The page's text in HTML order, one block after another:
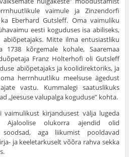
vaimule ja Zinzendorfi
Eberhard Gutsleff. Oma vaimuliku
eesti koguduses isa abiliseks,
Mitte ilma entusiastliku
kõrgemale kohale, Saaremaa
Franz Hölterhofi oli Gutsleff
abiõpetajaks ja koolidirektoriks, ja
herrnhuutliku meelsuse ägedust
vastu. Kummalegi saatusli­kuks
„Jeesuse valupalga kogu­duse” kohta.
vaimulikust kirjandusest välja lugeda
Ajaloolise olukorra ajendid olid
soodsad, aga liikumist pooldavad
ja keeletarkuselt võõra rahva sekka